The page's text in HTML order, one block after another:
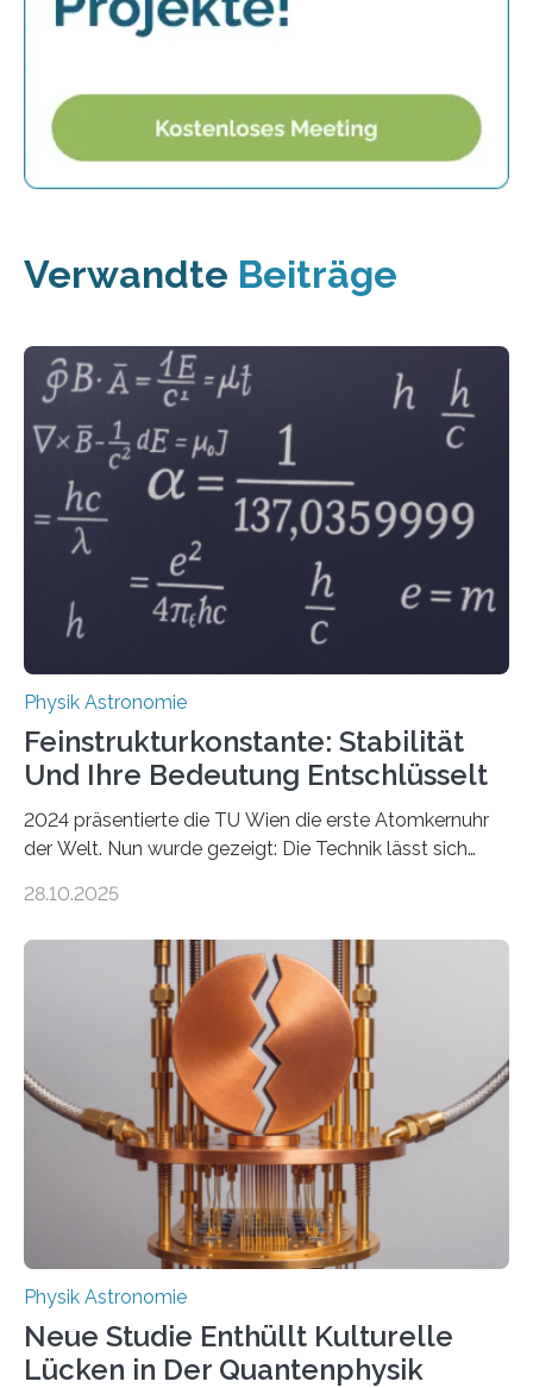
Verwandte Beiträge
Physik Astronomie
Feinstrukturkonstante: Stabilität
Und Ihre Bedeutung Entschlüsselt
2024 präsentierte die TU Wien die erste Atomkernuhr
der Welt. Nun wurde gezeigt: Die Technik lässt sich
fundamentalen Physik nachzugehen. Thorium-
Messungen verwenden. Das hatte man jahrzehntelang
vermutet, weltweit war nach den passenden
Atomkern-Zuständen gesucht worden, 2024 gelang
einem Team der TU Wien mit Unterstützung
internationaler Partner der entscheidende Durchbruch:
Der lange diskutierte Thorium-Kernübergang wurde
gefunden. Kurz darauf konnte man zeigen, dass sich
Thorium tatsächlich nutzen lässt, um hochpräzise…
28.10.2025
Physik Astronomie
Neue Studie Enthüllt Kulturelle
Lücken in Der Quantenphysik